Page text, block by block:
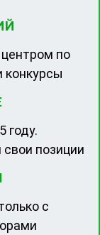
по
конкурсы
году.
позиции
с